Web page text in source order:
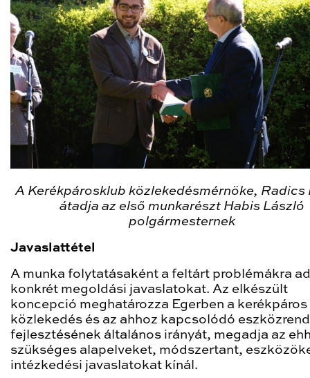
A Kerékpárosklub közlekedésmérnöke, Radics
átadja az első munkarészt Habis László
polgármesternek
Javaslattétel
A munka folytatásaként a feltárt problémákra
konkrét megoldási javaslatokat. Az elkészült
koncepció meghatározza Egerben a kerékpáros
közlekedés és az ahhoz kapcsolódó
fejlesztésének általános irányát, megadja az
szükséges alapelveket, módszertant,
intézkedési javaslatokat kínál.